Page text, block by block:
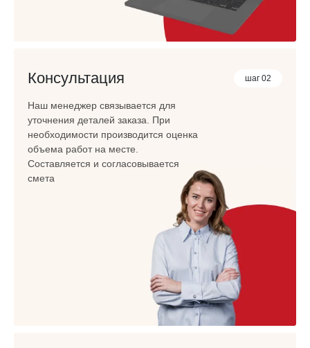
шаг 02
Консультация
Наш менеджер связывается для
уточнения деталей заказа. При
необходимости производится оценка
объема работ на месте.
Составляется и согласовывается
смета